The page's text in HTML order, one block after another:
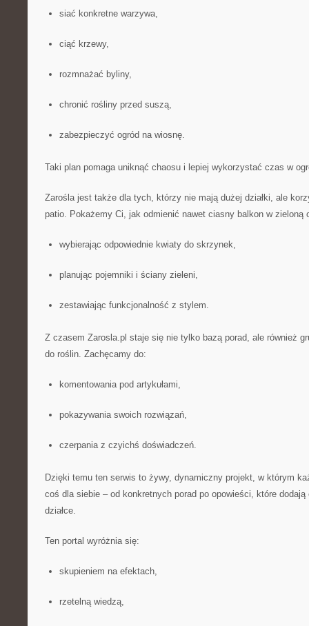
siać konkretne warzywa,
ciąć krzewy,
rozmnażać byliny,
chronić rośliny przed suszą,
zabezpieczyć ogród na wiosnę.
Taki plan pomaga uniknąć chaosu i lepiej wykorzystać czas w
Zarośla jest także dla tych, którzy nie mają dużej działki, ale
patio. Pokażemy Ci, jak odmienić nawet ciasny balkon w zieloną
wybierając odpowiednie kwiaty do skrzynek,
planując pojemniki i ściany zieleni,
zestawiając funkcjonalność z stylem.
Z czasem Zarosla.pl staje się nie tylko bazą porad, ale również
do roślin. Zachęcamy do:
komentowania pod artykułami,
pokazywania swoich rozwiązań,
czerpania z czyichś doświadczeń.
Dzięki temu ten serwis to żywy, dynamiczny projekt, w którym
coś dla siebie – od konkretnych porad po opowieści, które dodają
działce.
Ten portal wyróżnia się:
skupieniem na efektach,
rzetelną wiedzą,